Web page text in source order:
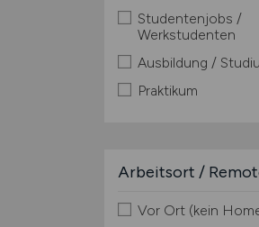
Studentenjobs /
Werkstudenten
Ausbildung /
Praktikum
Arbeitsort /
Vor Ort (kein